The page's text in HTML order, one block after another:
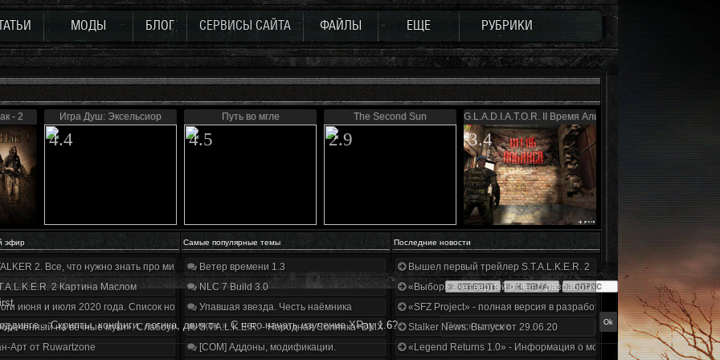
МОДЫ БЛОГ СЕРВИСЫ САЙТА ФАЙЛЫ ЕЩЕ РУБРИКИ
- 2 Игра Душ: Эксельсиор
4.4
Путь во мгле
4.5
The Second Sun
2.9
G.L.A.D.I.A.T.O.R. II Время Альянса
3.4
эфир Самые популярные темы Последние новости
2. Все, что нужно знать про мир, геймплей и сюжет | Разбор трейлера
2 Картина Маслом
июня и июля 2020 года. Список нововведений
на вечные муки». Слабоумие и отвага
Арт от Ruwartzone
Ветер времени 1.3
NLC 7 Build 3.0
Упавшая звезда. Честь наёмника
S.T.A.L.K.E.R. - Народная Солянка+DMX 1.3.5.ООП.МА.К.
[COM] Аддоны, модификации.
Вышел первый трейлер S.T.A.L.K.E.R. 2
«Выбор» - четвертый отчет о разработке!
«SFZ Project» - полная версия в разработке!
Stalker News. Выпуск от 29.06.20
«Legend Returns 1.0» - Информация о моде за июнь 2020
» Скрипты, конфиги, логика, движок » С чего начать изучение XRay 1.6?